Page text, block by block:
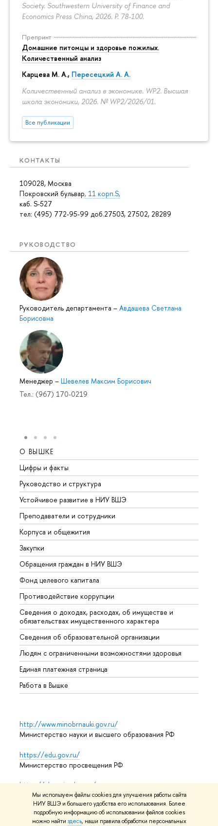
Мы используем файлы cookies для улучшения работы сайта
НИУ ВШЭ и большего удобства его использования. Более
подробную информацию об использовании файлов cookies
можно найти здесь, наши правила обработки персональных
Society. Southwestern University of Finance and
Economics Press China, 2026. P. 78-100.
Препринт
Домашние питомцы и здоровье пожилых.
Количественный анализ
Карцева М. А., Пересецкий А. А.
Количественный анализ в экономике. WP2. Высшая
школа экономики, 2026. № WP2/2026/01.
Все публикации
КОНТАКТЫ
109028, Москва
Покровский бульвар, 11 корп.S,
каб. S-527
тел: (495) 772-95-99 доб.27503, 27502, 28289
РУКОВОДСТВО
Руководитель департамента – Авдашева Светлана
Борисовна
Менеджер – Шевелев Максим Борисович
Тел.: (967) 170-0219
О ВЫШКЕ
Цифры и факты
Руководство и структура
Устойчивое развитие в НИУ ВШЭ
Преподаватели и сотрудники
Корпуса и общежития
Закупки
Обращения граждан в НИУ ВШЭ
Фонд целевого капитала
Противодействие коррупции
Сведения о доходах, расходах, об имуществе и
обязательствах имущественного характера
Сведения об образовательной организации
Людям с ограниченными возможностями здоровья
Единая платежная страница
Работа в Вышке
http://www.minobrnauki.gov.ru/
Министерство науки и высшего образования РФ
https://edu.gov.ru/
Министерство просвещения РФ
https://elearning.hse.ru/mooc
Массовые открытые онлайн-курсы